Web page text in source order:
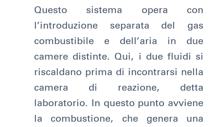
Questo sistema opera con
l’introduzione separata del gas
combustibile e dell’aria in due
camere distinte. Qui, i due fluidi si
riscaldano prima di incontrarsi nella
camera di reazione, detta
laboratorio. In questo punto avviene
la combustione, che genera una